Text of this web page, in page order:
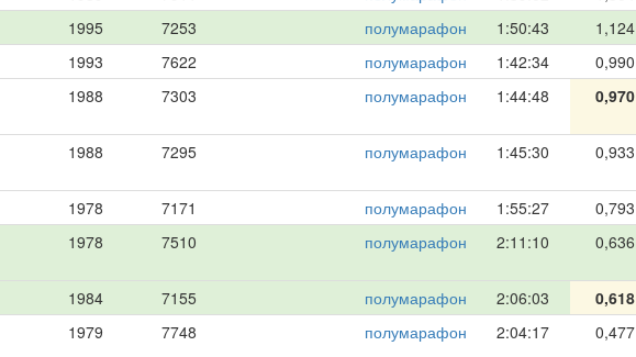
1995 7253 полумарафон 1:50:43 1,124
1993 7622 полумарафон 1:42:34 0,990
1988 7303 полумарафон 1:44:48 0,970
1988 7295 полумарафон 1:45:30 0,933
1978 7171 полумарафон 1:55:27 0,793
1978 7510 полумарафон 2:11:10 0,636
1984 7155 полумарафон 2:06:03 0,618
1979 7748 полумарафон 2:04:17 0,477